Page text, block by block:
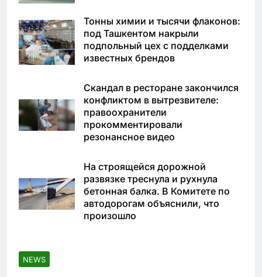
Тонны химии и тысячи флаконов:
под Ташкентом накрыли
подпольный цех с подделками
известных брендов
Скандал в ресторане закончился
конфликтом в вытрезвителе:
правоохранители
прокомментировали
резонансное видео
На строящейся дорожной
развязке треснула и рухнула
бетонная балка. В Комитете по
автодорогам объяснили, что
произошло
NEWS